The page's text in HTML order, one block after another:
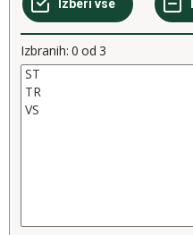
Izbranih: 0 od 3